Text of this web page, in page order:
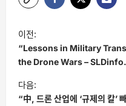
글
탐
색
이전:
“Lessons in Military
the Drone Wars –
다음:
“中, 드론 산업에 ‘규제의 칼’